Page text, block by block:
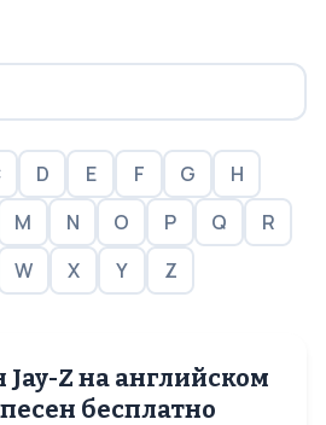
D E F G
H
M N O P Q
R
W X Y Z
Jay-Z на английском
бесплатно